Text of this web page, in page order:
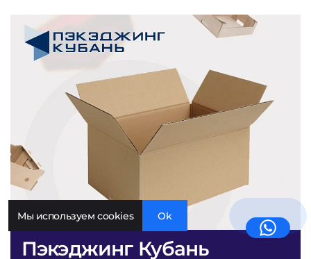
Пэкэджинг Кубань
Мы используем cookies Ok